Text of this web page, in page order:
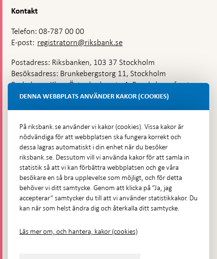
Kontakt
Telefon: 08-787 00 00
E-post: registratorn@riksbank.se
Postadress: Riksbanken, 103 37 Stockholm
Besöksadress: Brunkebergstorg 11, Stockholm
Budadress: Klara Östra kyrkogata 4, Brunkebergsfaret,
Lastplats 6
Hitta direkt
Frågor och svar-
Öppnas
i
ny
flik
Till Riksbankens webbarkiv-
Öppnas
i
ny
Presskontakt
Integritetspolicy
DENNA WEBBPLATS ANVÄNDER KAKOR (COOKIES)
På riksbank.se använder vi kakor (cookies). Vissa kakor är
nödvändiga för att webbplatsen ska fungera korrekt och
dessa lagras automatiskt i din enhet när du besöker
riksbank.se. Dessutom vill vi använda kakor för att samla in
statistik så att vi kan förbättra webbplatsen och ge våra
besökare en så bra upplevelse som möjligt, och för detta
behöver vi ditt samtycke. Genom att klicka på ”Ja, jag
accepterar” samtycker du till att vi använder statistikkakor. Du
kan när som helst ändra dig och återkalla ditt samtycke.
Läs mer om, och hantera, kakor (cookies)